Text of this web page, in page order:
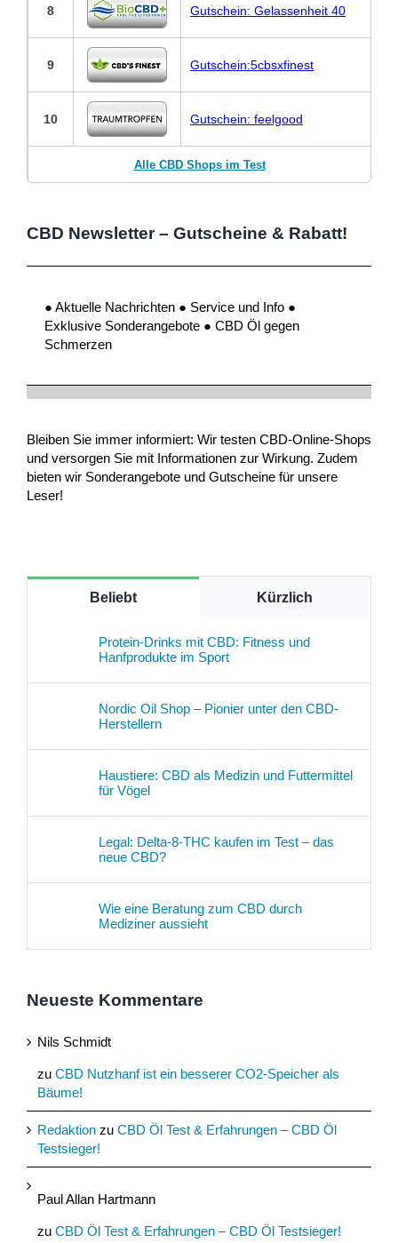
8 Gutschein: Gelassenheit 40
9 Gutschein:5cbsxfinest
10 Gutschein: feelgood
Alle CBD Shops im Test
CBD Newsletter – Gutscheine & Rabatt!
● Aktuelle Nachrichten ● Service und Info ●
Exklusive Sonderangebote ● CBD Öl gegen
Schmerzen
Bleiben Sie immer informiert: Wir testen CBD-Online-Shops
und versorgen Sie mit Informationen zur Wirkung. Zudem
bieten wir Sonderangebote und Gutscheine für unsere
Leser!
Beliebt Kürzlich
Protein-Drinks mit CBD: Fitness und
Hanfprodukte im Sport
Nordic Oil Shop – Pionier unter den CBD-
Herstellern
Haustiere: CBD als Medizin und Futtermittel
für Vögel
Legal: Delta-8-THC kaufen im Test – das
neue CBD?
Wie eine Beratung zum CBD durch
Mediziner aussieht
Neueste Kommentare
Nils Schmidt
zu CBD Nutzhanf ist ein besserer CO2-Speicher als
Bäume!
Redaktion zu CBD Öl Test & Erfahrungen – CBD Öl
Testsieger!
Paul Allan Hartmann
zu CBD Öl Test & Erfahrungen – CBD Öl Testsieger!